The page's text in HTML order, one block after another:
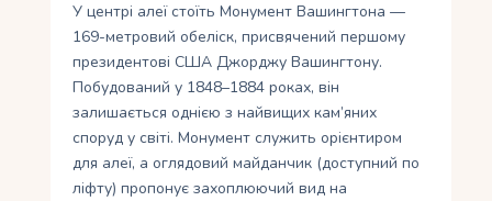
У центрі алеї стоїть Монумент Вашингтона —
169-метровий обеліск, присвячений першому
президентові США Джорджу Вашингтону.
Побудований у 1848–1884 роках, він
залишається однією з найвищих кам’яних
споруд у світі. Монумент служить орієнтиром
для алеї, а оглядовий майданчик (доступний по
ліфту) пропонує захоплюючий вид на